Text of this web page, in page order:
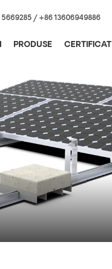
5669285 / +86 13606949886
PRODUSE CERTIFICAT